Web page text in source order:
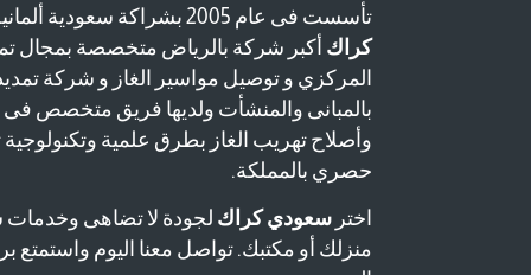
تأسست فى عام 2005 بشراكة سعودية ألمانية وتعتبر شركة
كراك أكبر شركة بالرياض متخصصة بمجال
المركزي و توصيل مواسير الغاز و شركة
بالمبانى والمنشأت ولديها فريق متخصص
وأصلاح تهريب الغاز بطرق علمية
حصري بالمملكة.
اخترسعودي كراك لجودة لا تضاهى
منزلك أو مكتبك. تواصل معنا اليوم واستمتع